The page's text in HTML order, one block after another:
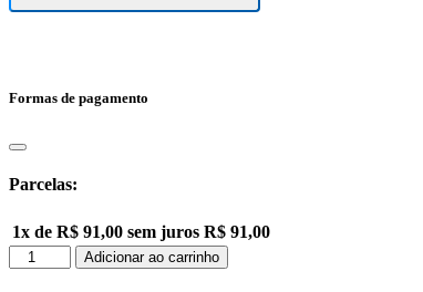
Formas de pagamento
Parcelas:
1x de R$ 91,00 sem juros R$ 91,00
Colágeno
Skin
Adicionar ao carrinho